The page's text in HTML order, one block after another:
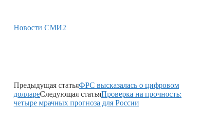
Новости СМИ2
Предыдущая статьяФРС высказалась о цифровом
доллареСледующая статьяПроверка на прочность:
четыре мрачных прогноза для России